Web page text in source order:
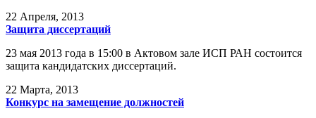
22 Апреля, 2013
Защита диссертаций
23 мая 2013 года в 15:00 в Актовом зале ИСП РАН состоится
защита кандидатских диссертаций.
22 Марта, 2013
Конкурс на замещение должностей